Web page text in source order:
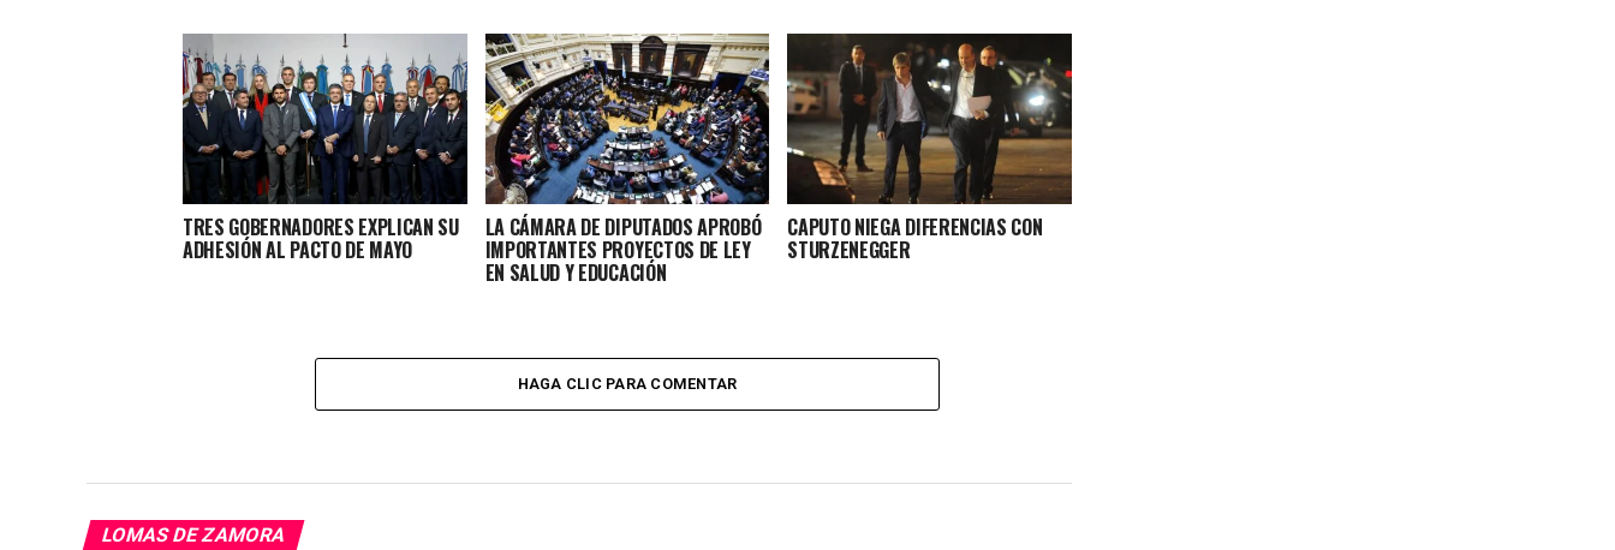
TRES GOBERNADORES EXPLICAN SU
ADHESIÓN AL PACTO DE MAYO
LA CÁMARA DE DIPUTADOS APROBÓ
IMPORTANTES PROYECTOS DE LEY
EN SALUD Y EDUCACIÓN
CAPUTO NIEGA DIFERENCIAS CON
STURZENEGGER
HAGA CLIC PARA COMENTAR
LOMAS DE ZAMORA